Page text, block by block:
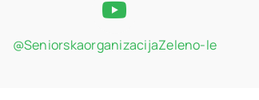
@SeniorskaorganizacijaZeleno-le